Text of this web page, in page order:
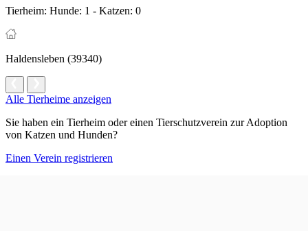
Tierheim: Hunde: 1 - Katzen: 0
Haldensleben (39340)
Alle Tierheime anzeigen
Sie haben ein Tierheim oder einen Tierschutzverein zur Adoption
von Katzen und Hunden?
Einen Verein registrieren